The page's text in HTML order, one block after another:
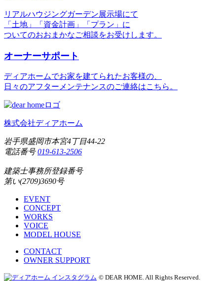
リアルハウジングガーデン展示場にて
「土地」「資金計画」「プラン」に
ついてのおおまかなご相談をお受けします。
オーナーサポート
ディアホームでお家を建てられたお客様の、
日々のアフターメンテナンスのご連絡はこちら。
株式会社ディアホーム
岩手県盛岡市本宮4丁目44-22
電話番号019-613-2506
建築士事務所登録番号
第い(2709)3690号
EVENT
CONCEPT
WORKS
VOICE
MODEL HOUSE
CONTACT
OWNER SUPPORT
© DEAR HOME. All Rights Reserved.